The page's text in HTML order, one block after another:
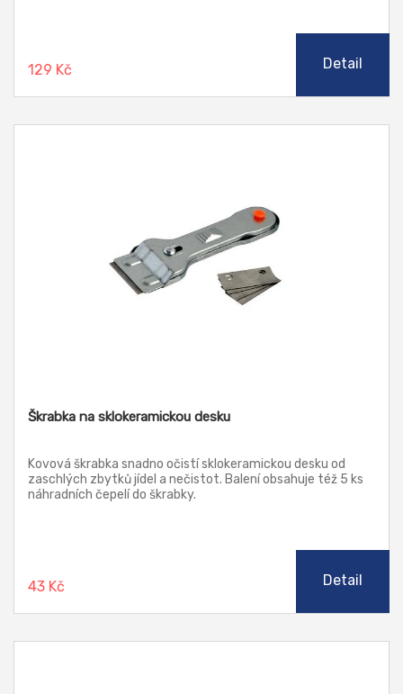
129 Kč Detail
Škrabka na sklokeramickou desku
Kovová škrabka snadno očistí sklokeramickou desku od
zaschlých zbytků jídel a nečistot. Balení obsahuje též 5 ks
náhradních čepelí do škrabky.
43 Kč Detail